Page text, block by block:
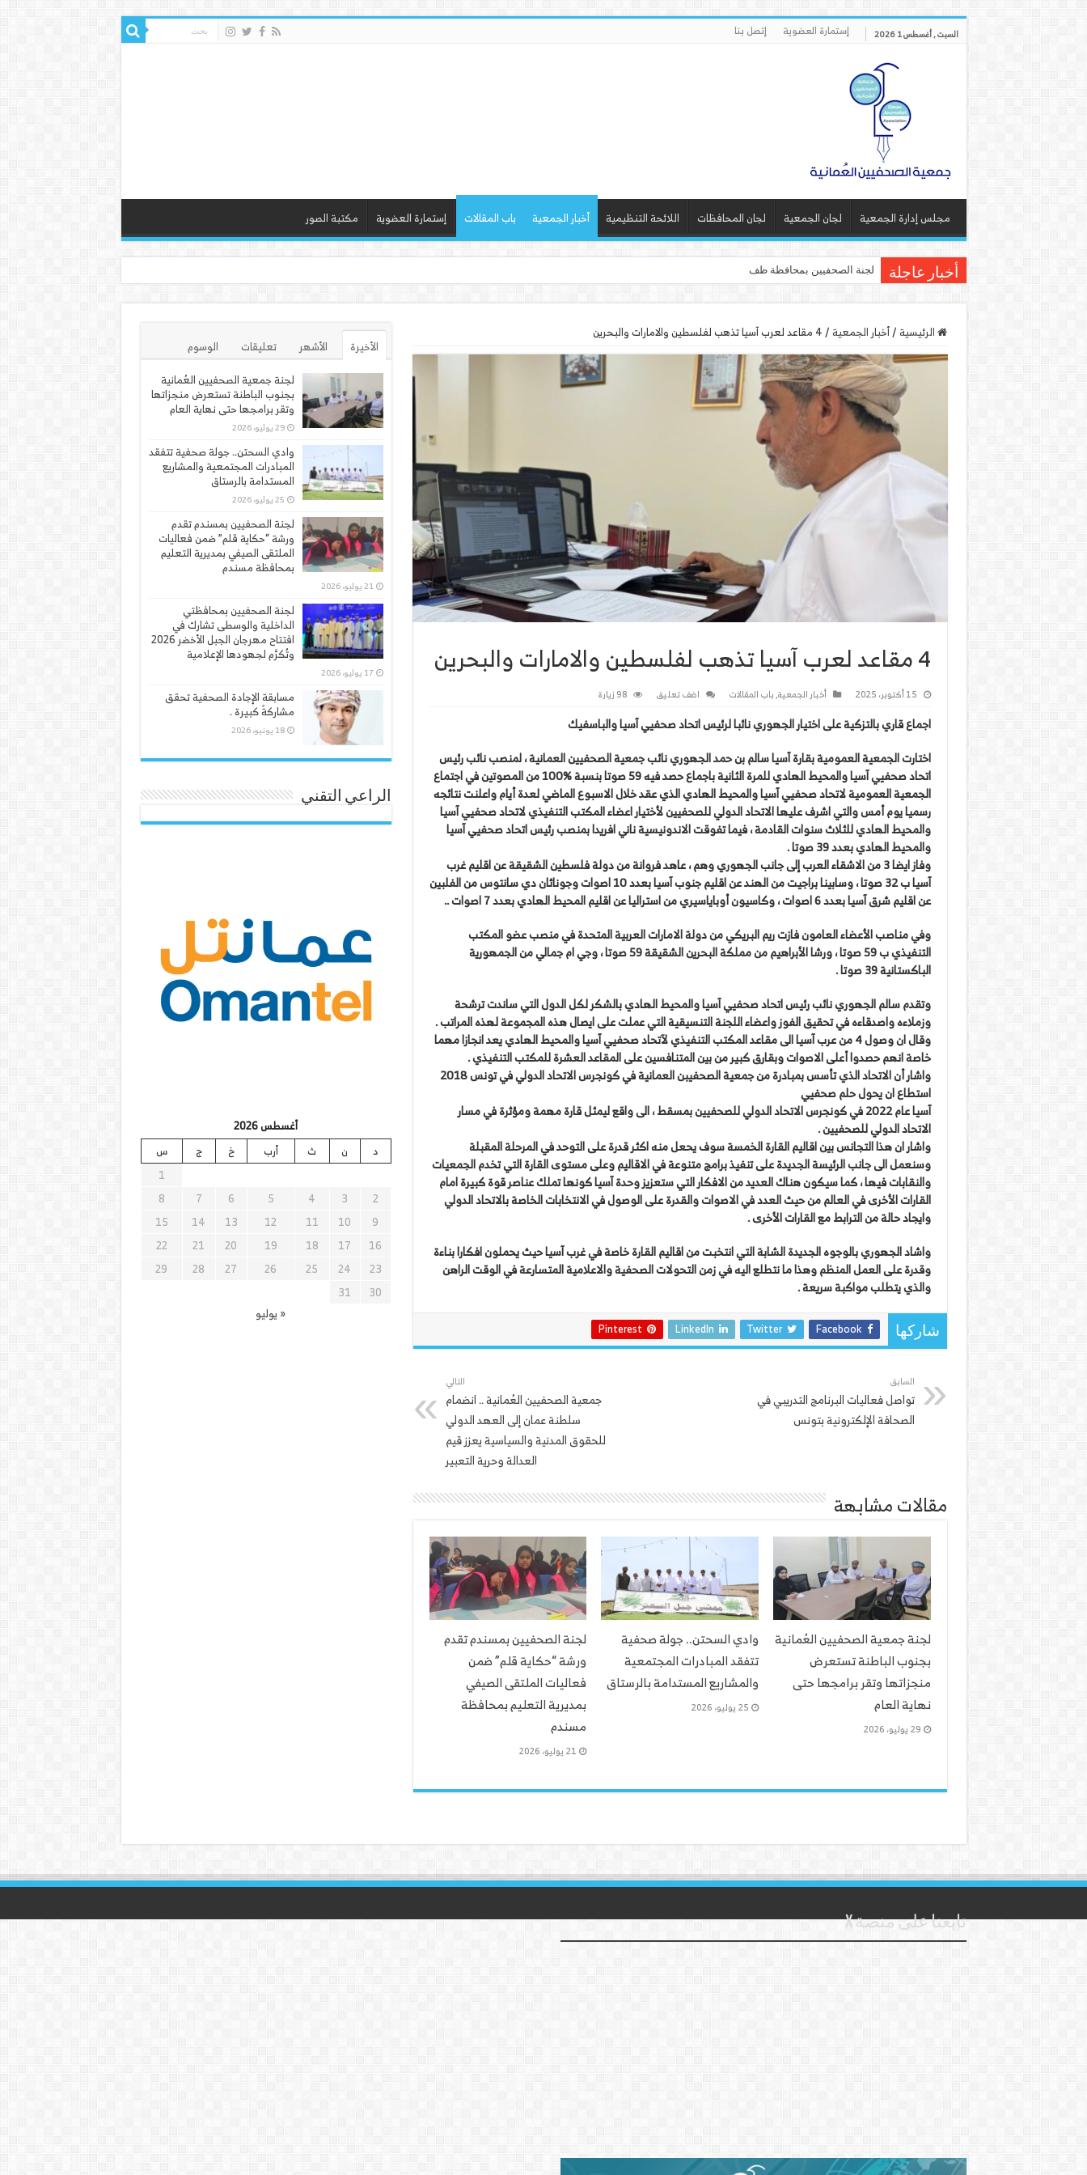
السبت , أغسطس 1 2026 إستمارة العضوية إتصل بنا
مجلس إدارة الجمعية لجان الجمعية لجان المحافظات اللائحة التنظيمية أخبار الجمعية باب المقالات إستمارة العضوية مكتبة الصور
أخبار عاجلة لجنة الصحفيين بمحافظة ظفار تنفذ ورشة عمل “أساسيات
الرئيسية /أخبار الجمعية /4 مقاعد لعرب آسيا تذهب لفلسطين والامارات والبحرين
4 مقاعد لعرب آسيا تذهب لفلسطين والامارات والبحرين
15 أكتوبر، 2025 أخبار الجمعية,باب المقالات اضف تعليق 98 زيارة
اجماع قاري بالتزكية على اختيار الجهوري نائبا لرئيس اتحاد صحفيي آسيا والباسفيك
اختارت الجمعية العمومية بقارة آسيا سالم بن حمد الجهوري نائب جمعية الصحفيين العمانية ، لمنصب نائب رئيس
اتحاد صحفيي آسيا والمحيط الهادي للمرة الثانية باجماع حصد فيه 59 صوتا بنسبة 100‎%‎ من المصوتين في اجتماع
الجمعية العمومية لاتحاد صحفيي آسيا والمحيط الهادي الذي عقد خلال الاسبوع الماضي لعدة أيام واعلنت نتائجه
رسميا يوم أمس والتي اشرف عليها الاتحاد الدولي للصحفيين لأختيار اعضاء المكتب التنفيذي لاتحاد صحفيي آسيا
والمحيط الهادي للثلاث سنوات القادمة ، فيما تفوقت الاندونيسية ناني افريدا بمنصب رئيس اتحاد صحفيي آسيا
والمحيط الهادي بعدد 39 صوتا .
وفاز ايضا 3 من الاشقاء العرب إلى جانب الجهوري وهم ، عاهد فروانة من دولة فلسطين الشقيقة عن اقليم غرب
آسيا ب 32 صوتا ، وسابينا براجيت من الهند عن اقليم جنوب آسيا بعدد 10 اصوات وجوناثان دي سانتوس من الفلبين
عن اقليم شرق آسيا بعدد 6 اصوات ، وكاسيون أوباياسيري من استراليا عن اقليم المحيط الهادي بعدد 7 اصوات ..
وفي مناصب الأعضاء العامون فازت ريم البريكي من دولة الامارات العربية المتحدة في منصب عضو المكتب
التنفيذي ب 59 صوتا ، ورشا الأبراهيم من مملكة البحرين الشقيقة 59 صوتا ، وجي ام جمالي من الجمهورية
الباكستانية 39 صوتا .
وتقدم سالم الجهوري نائب رئيس اتحاد صحفيي آسيا والمحيط الهادي بالشكر لكل الدول التي ساندت ترشحة
وزملاءه واصدقاءه في تحقيق الفوز واعضاء اللجنة التنسيقية التي عملت على ايصال هذه المجموعة لهذه المراتب .
وقال ان وصول 4 من عرب آسيا الى مقاعد المكتب التنفيذي لآتحاد صحفيي آسيا والمحيط الهادي يعد انجازا مهما
خاصة انهم حصدوا أعلى الاصوات وبقارق كبير من بين المتنافسين على المقاعد العشرة للمكتب التنفيذي .
واشار أن الاتحاد الذي تأسس بمبادرة من جمعية الصحفيبن العمانية في كونجرس الاتحاد الدولي في تونس 2018
استطاع ان يحول حلم صحفيي
آسيا عام 2022 في كونجرس الاتحاد الدولي للصحفيين بمسقط ، الى واقع ليمثل قارة مهمة ومؤثرة في مسار
الاتحاد الدولي للصحفيين .
واشار ان هذا التجانس بين اقاليم القارة الخمسة سوف يحعل منه اكثر قدرة على التوحد في المرحلة المقبلة
وسنعمل الى جانب الرئيسة الجديدة على تنفيذ برامج متنوعة في الاقاليم وعلى مستوى القارة التي تخدم الجمعيات
والنقابات فيها ، كما سيكون هناك العديد من الافكار التي ستعزيز وحدة آسيا كونها تملك عناصر قوة كبيرة امام
القارات الأخرى في العالم من حيث العدد في الاصوات والقدرة على الوصول في الانتخابات الخاصة بالاتحاد الدولي
وايجاد حالة من الترابط مع القارات الأخرى .
واشاد الجهوري بالوجوه الجديدة الشابة التي انتخبت من اقاليم القارة خاصة في غرب آسيا حيث يحملون افكارا بناءة
وقدرة على العمل المنظم وهذا ما نتطلع اليه في زمن التحولات الصحفية والاعلامية المتسارعة في الوقت الراهن
والذي يتطلب مواكبة سريعة .
شاركها Facebook
Twitter
LinkedIn
Pinterest
السابق
تواصل فعاليات البرنامج التدريبي في
الصحافة الإلكترونية بتونس
التالي
جمعية الصحفيين العُمانية .. انضمام
سلطنة عمان إلى العهد الدولي
للحقوق المدنية والسياسية يعزز قيم
العدالة وحرية التعبير
مقالات مشابهة
لجنة جمعية الصحفيين العُمانية
بجنوب الباطنة تستعرض
منجزاتها وتقر برامجها حتى
نهاية العام
29 يوليو، 2026
وادي السحتن.. جولة صحفية
تتفقد المبادرات المجتمعية
والمشاريع المستدامة بالرستاق
25 يوليو، 2026
لجنة الصحفيين بمسندم تقدم
ورشة “حكاية قلم” ضمن
فعاليات الملتقى الصيفي
بمديرية التعليم بمحافظة
مسندم
21 يوليو، 2026
الأخيرة الأشهر تعليقات
الوسوم
لجنة جمعية الصحفيين العُمانية
بجنوب الباطنة تستعرض منجزاتها
وتقر برامجها حتى نهاية العام
29 يوليو، 2026
وادي السحتن.. جولة صحفية تتفقد
المبادرات المجتمعية والمشاريع
المستدامة بالرستاق
25 يوليو، 2026
لجنة الصحفيين بمسندم تقدم
ورشة “حكاية قلم” ضمن فعاليات
الملتقى الصيفي بمديرية التعليم
بمحافظة مسندم
21 يوليو، 2026
لجنة الصحفيين بمحافظتي
الداخلية والوسطى تشارك في
افتتاح مهرجان الجبل الأخضر 2026
وتُكرَّم لجهودها الإعلامية
17 يوليو، 2026
مسابقة الإجادة الصحفية تحقق
مشاركةً كبيرة .
18 يونيو، 2026
الراعي التقني
أغسطس 2026
د
ن ث أرب خ ج
س
1
2
3
4
5
6
7
8
9
10
11
12
13
14
15
16
17
18
19
20
21
22
23
24
25
26
27
28
29
30
31
« يوليو
تابعنا على منصة X